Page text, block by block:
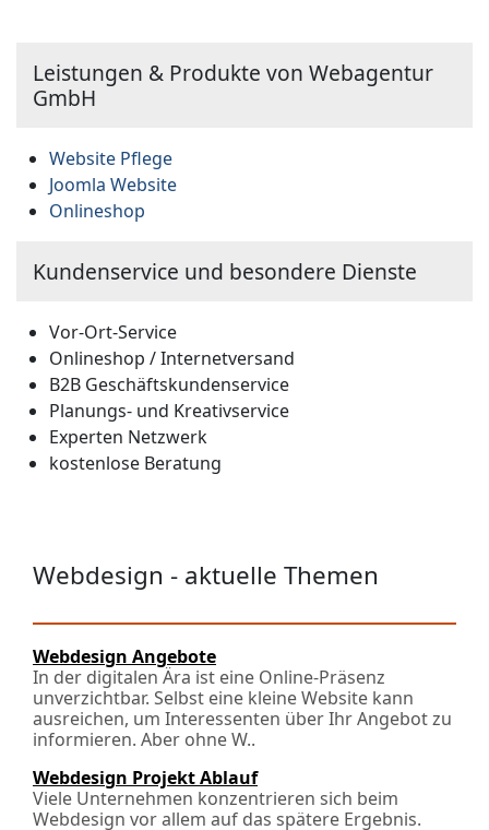
Leistungen & Produkte von Webagentur
GmbH
Website Pflege
Joomla Website
Onlineshop
Kundenservice und besondere Dienste
Vor-Ort-Service
Onlineshop / Internetversand
B2B Geschäftskundenservice
Planungs- und Kreativservice
Experten Netzwerk
kostenlose Beratung
Webdesign - aktuelle Themen
Webdesign Angebote
In der digitalen Ära ist eine Online-Präsenz
unverzichtbar. Selbst eine kleine Website kann
ausreichen, um Interessenten über Ihr Angebot zu
informieren. Aber ohne W..
Webdesign Projekt Ablauf
Viele Unternehmen konzentrieren sich beim
Webdesign vor allem auf das spätere Ergebnis.